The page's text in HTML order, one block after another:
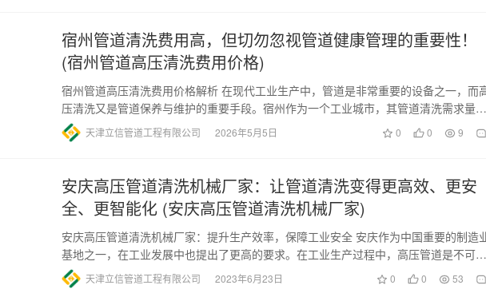
宿州管道清洗费用高，但切勿忽视管道健康管理的重要性！
(宿州管道高压清洗费用价格)
宿州管道高压清洗费用价格解析 在现代工业生产中，管道是非常重要的设备之一，而
压清洗又是管道保养与维护的重要手段。宿州作为一个工业城市，其管道清洗需求量也
会相对较高，那么宿州管道高…
天津立信管道工程有限公司 2026年5月5日 0 0 9
安庆高压管道清洗机械厂家：让管道清洗变得更高效、更安
全、更智能化 (安庆高压管道清洗机械厂家)
安庆高压管道清洗机械厂家：提升生产效率，保障工业安全 安庆作为中国重要的制造
基地之一，在工业发展中也提出了更高的要求。在工业生产过程中，高压管道是不可或
缺的一部分，但因其特殊性质…
天津立信管道工程有限公司 2023年6月23日 0 0 53